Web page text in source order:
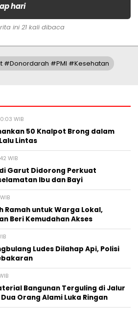
hari
ini 21 kali dibaca
#Donordarah #PMI #Kesehatan
WIB
50 Knalpot Brong dalam
Lintas
WIB
di Garut Didorong Perkuat
Ibu dan Bayi
Ramah untuk Warga Lokal,
Beri Kemudahan Akses
Ludes Dilahap Api, Polisi
Bangunan Terguling di Jalur
Orang Alami Luka Ringan